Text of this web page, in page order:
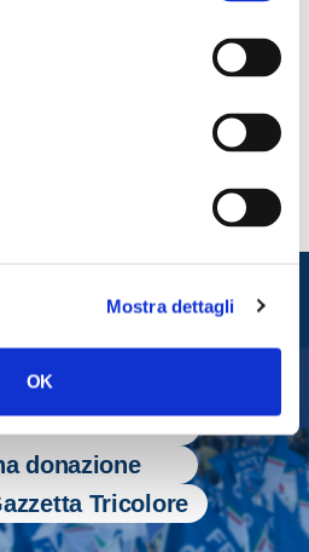
Mostra dettagli
OK
d'Italia
donazione
Tricolore